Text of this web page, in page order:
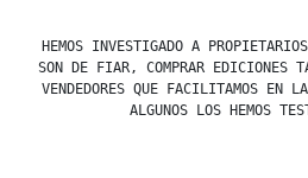
HEMOS INVESTIGADO A
SON DE FIAR, COMPRAR EDICIONES
VENDEDORES QUE FACILITAMOS EN
ALGUNOS LOS HEMOS